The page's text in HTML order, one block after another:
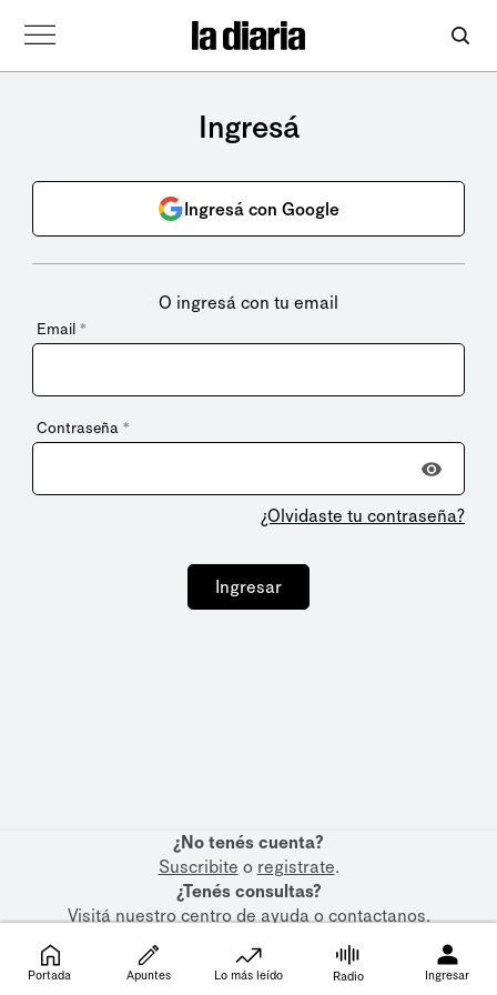
Ingresá
Ingresá con Google
O ingresá con tu email
Email *
Contraseña *
¿Olvidaste tu contraseña?
Ingresar
¿No tenés cuenta?
Suscribite o registrate.
¿Tenés consultas?
Visitá nuestrocentro de ayudaocontactanos.
Portada Apuntes Lo más leído Radio Ingresar